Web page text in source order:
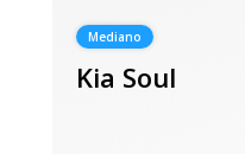
Mediano
Kia Soul